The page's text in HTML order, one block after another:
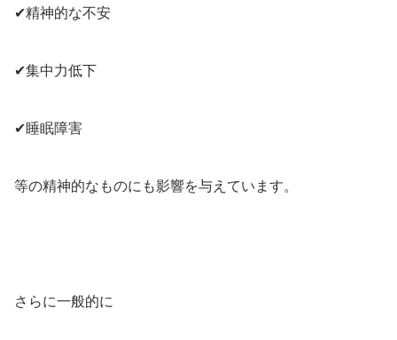
✔精神的な不安
✔集中力低下
✔睡眠障害
等の精神的なものにも影響を与えています。
さらに一般的に